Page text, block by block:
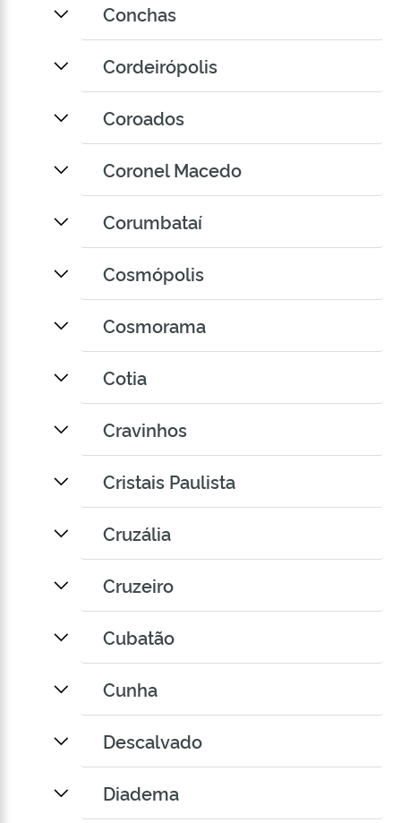
Conchas
Cordeirópolis
Coroados
Coronel Macedo
Corumbataí
Cosmópolis
Cosmorama
Cotia
Cravinhos
Cristais Paulista
Cruzália
Cruzeiro
Cubatão
Cunha
Descalvado
Diadema